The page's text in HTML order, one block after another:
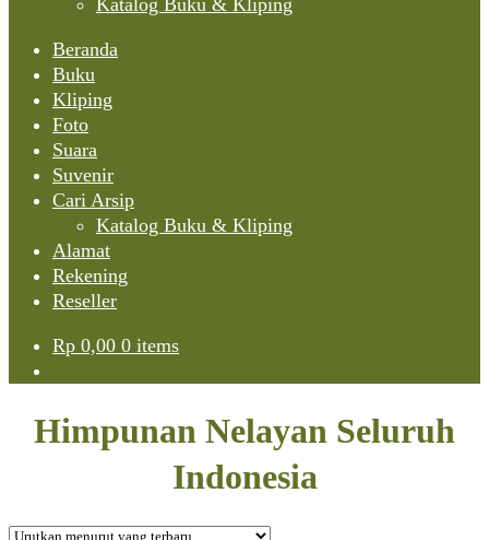
Katalog Buku & Kliping
Beranda
Buku
Kliping
Foto
Suara
Suvenir
Cari Arsip
Katalog Buku & Kliping
Alamat
Rekening
Reseller
Rp 0,00 0 items
Himpunan Nelayan Seluruh
Indonesia